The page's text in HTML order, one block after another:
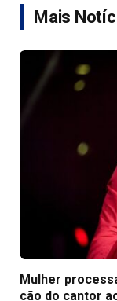
Mais
Mulher
cão do cantor